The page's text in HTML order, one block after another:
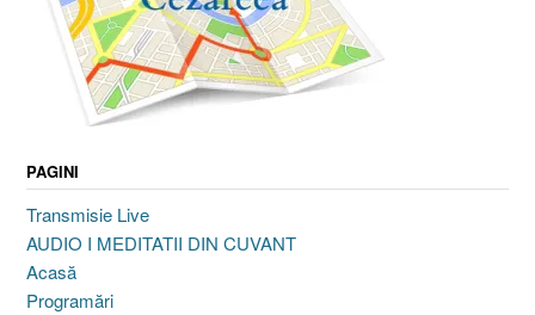
PAGINI
Transmisie Live
AUDIO I MEDITATII DIN CUVANT
Acasă
Programări